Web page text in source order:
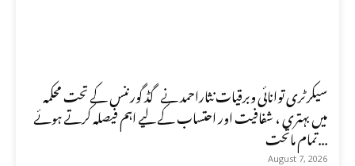
سیکرٹری توانائی وبرقیات نثاراحمد نے گڈ گورننس کے تحت محکمہ
میں بہتری ، شفافیت اور احتساب کے لیے اہم فیصلہ کرتے ہوئے
تمام ماتحت...
August 7, 2026